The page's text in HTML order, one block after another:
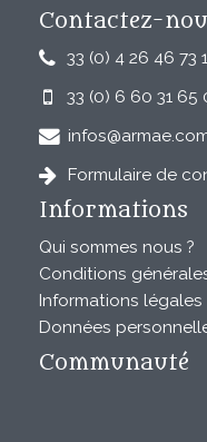
Contactez-
33 (0) 4 26 46 73
33 (0) 6 60 31 65
Formulaire de
Informations
Qui sommes nous ?
Conditions
Informations légales
Données
Communauté